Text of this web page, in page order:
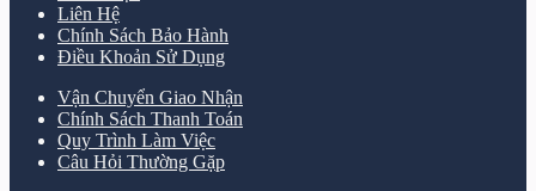
Liên Hệ
Chính Sách Bảo Hành
Điều Khoản Sử Dụng
Vận Chuyển Giao Nhận
Chính Sách Thanh Toán
Quy Trình Làm Việc
Câu Hỏi Thường Gặp